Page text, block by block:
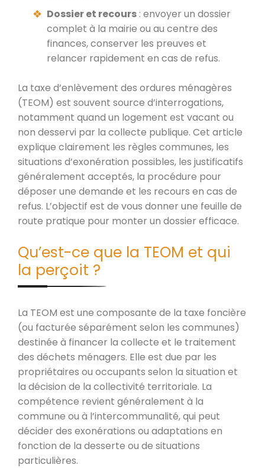
Dossier et recours : envoyer un dossier
complet à la mairie ou au centre des
finances, conserver les preuves et
relancer rapidement en cas de refus.
La taxe d’enlèvement des ordures ménagères
(TEOM) est souvent source d’interrogations,
notamment quand un logement est vacant ou
non desservi par la collecte publique. Cet article
explique clairement les règles communes, les
situations d’exonération possibles, les justificatifs
généralement acceptés, la procédure pour
déposer une demande et les recours en cas de
refus. L’objectif est de vous donner une feuille de
route pratique pour monter un dossier efficace.
Qu’est-ce que la TEOM et qui
la perçoit ?
La TEOM est une composante de la taxe foncière
(ou facturée séparément selon les communes)
destinée à financer la collecte et le traitement
des déchets ménagers. Elle est due par les
propriétaires ou occupants selon la situation et
la décision de la collectivité territoriale. La
compétence revient généralement à la
commune ou à l’intercommunalité, qui peut
décider des exonérations ou adaptations en
fonction de la desserte ou de situations
particulières.